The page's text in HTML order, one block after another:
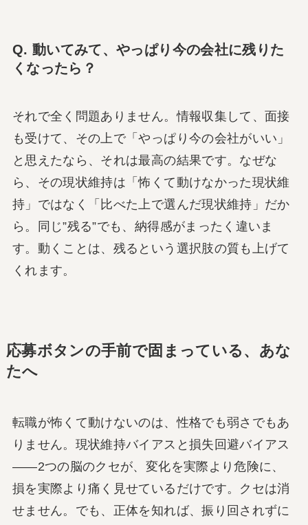
Q. 動いてみて、やっぱり今の会社に残りた
くなったら？
それで全く問題ありません。情報収集して、面接
も受けて、その上で「やっぱり今の会社がいい」
と思えたなら、それは最高の結果です。なぜな
ら、その現状維持は「怖くて動けなかった現状維
持」ではなく「比べた上で選んだ現状維持」だか
ら。同じ”残る”でも、納得感がまったく違いま
す。動くことは、残るという選択肢の質も上げて
くれます。
応募ボタンの手前で固まっている、あな
たへ
転職が怖くて動けないのは、性格でも弱さでもあ
りません。現状維持バイアスと損失回避バイアス
——2つの脳のクセが、変化を実際より危険に、
損を実際より痛く見せているだけです。クセは消
せません。でも、正体を知れば、振り回されずに